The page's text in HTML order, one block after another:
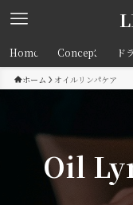
Home Concept ド
ホーム オイルリンパケア
Oil